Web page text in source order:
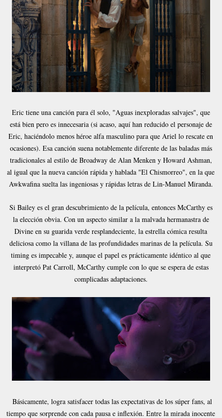
Eric tiene una canción para él solo, "Aguas inexploradas salvajes", que
está bien pero es innecesaria (si acaso, aquí han reducido el personaje de
Eric, haciéndolo menos héroe alfa masculino para que Ariel lo rescate en
ocasiones). Esa canción suena notablemente diferente de las baladas más
tradicionales al estilo de Broadway de Alan Menken y Howard Ashman,
al igual que la nueva canción rápida y hablada "El Chismorreo", en la que
Awkwafina suelta las ingeniosas y rápidas letras de Lin-Manuel Miranda.
Si Bailey es el gran descubrimiento de la película, entonces McCarthy es
la elección obvia. Con un aspecto similar a la malvada hermanastra de
Divine en su guarida verde resplandeciente, la estrella cómica resulta
deliciosa como la villana de las profundidades marinas de la película. Su
timing es impecable y, aunque el papel es prácticamente idéntico al que
interpretó Pat Carroll, McCarthy cumple con lo que se espera de estas
complicadas adaptaciones.
Básicamente, logra satisfacer todas las expectativas de los súper fans, al
tiempo que sorprende con cada pausa e inflexión. Entre la mirada inocente